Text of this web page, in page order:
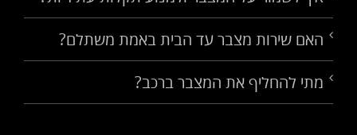
האם שירות מצבר עד הבית באמת משתלם?
מתי להחליף את המצבר ברכב?